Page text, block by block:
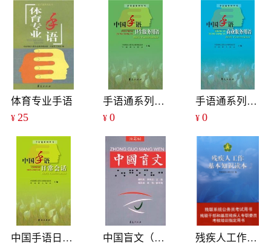
体育专业手语
¥ 25
手语通系列丛书——中国手语卫生服务用语
¥0
手语通系列丛书——中国手语商业服务用语
¥ 0
中国手语日常会话 中国盲文（第二版） 残疾人工作基本知识读本